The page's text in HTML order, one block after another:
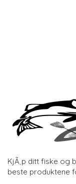
KjÃ¸p ditt fiske og
beste produktene